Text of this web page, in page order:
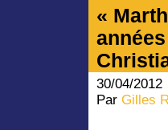
«
30/04/2012
Par Gilles